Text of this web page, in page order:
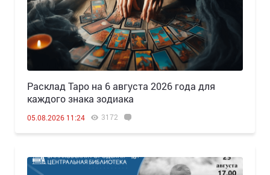
Расклад Таро на 6 августа 2026 года для
каждого знака зодиака
05.08.2026 11:24 3172